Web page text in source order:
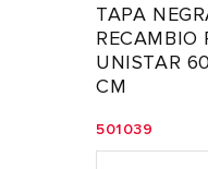
TAPA
RECAMBIO
UNISTAR
CM
501039